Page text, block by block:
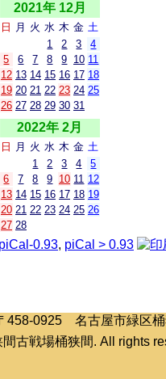
2021年 12月
日 月 火 水 木 金 土
1
2 3
4
5
6 7 8 9 10 11
12 13 14 15 16 17 18
19 20 21 22 23 24 25
26 27 28 29 30 31
2022年 2月
日 月 火 水 木 金 土
1
2 3 4
5
6
7 8 9 10 11 12
13 14 15 16 17 18 19
20 21 22 23 24 25 26
27 28
piCal-0.93, piCal > 0.93
458-0925 名古屋市緑区
古戦場桶狭間. All rights